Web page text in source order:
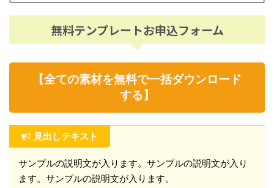
無料テンプレートお申込フォーム
【全ての素材を無料で一括ダウンロード
する】
見出しテキスト
サンプルの説明文が入ります。サンプルの説明文が入り
ます。サンプルの説明文が入ります。